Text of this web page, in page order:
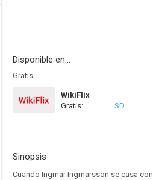
Disponible en...
Gratis
WikiFlix
Gratis:
SD
Sinopsis
Cuando Ingmar Ingmarsson se casa